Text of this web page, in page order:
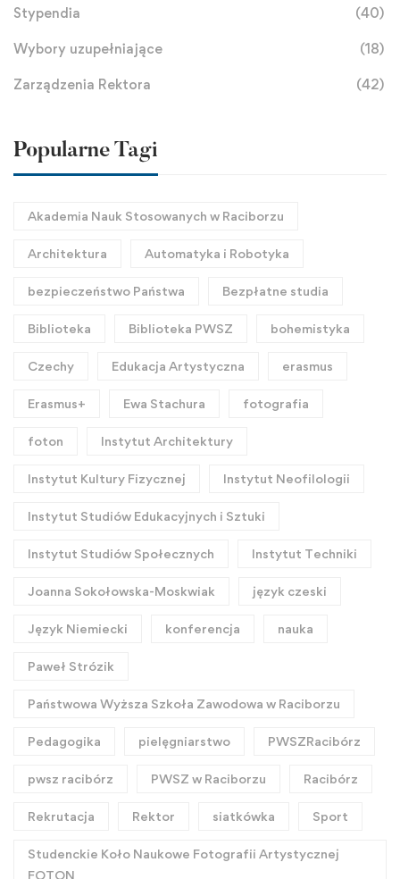
Stypendia (40)
Wybory uzupełniające (18)
Zarządzenia Rektora (42)
Popularne Tagi
Akademia Nauk Stosowanych w Raciborzu
Architektura Automatyka i Robotyka
bezpieczeństwo Państwa Bezpłatne studia
Biblioteka Biblioteka PWSZ bohemistyka
Czechy Edukacja Artystyczna erasmus
Erasmus+ Ewa Stachura fotografia
foton Instytut Architektury
Instytut Kultury Fizycznej Instytut Neofilologii
Instytut Studiów Edukacyjnych i Sztuki
Instytut Studiów Społecznych Instytut Techniki
Joanna Sokołowska-Moskwiak język czeski
Język Niemiecki konferencja nauka
Paweł Strózik
Państwowa Wyższa Szkoła Zawodowa w Raciborzu
Pedagogika pielęgniarstwo PWSZRacibórz
pwsz racibórz PWSZ w Raciborzu Racibórz
Rekrutacja Rektor siatkówka Sport
Studenckie Koło Naukowe Fotografii Artystycznej
FOTON